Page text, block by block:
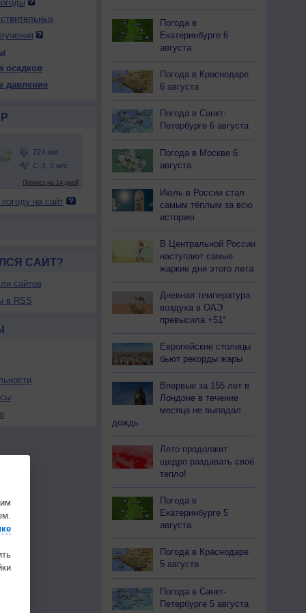
пн 10 пн
+29
78
55
+32
С-З
11 вт
720
+28
77
З
+33
11 вт
Утро
720
84
С-В
+35
11 вт
719
+36
56
+46
718
+33
67
+43
осадков
давление
на сайт
САЙТ?
сайтов
в RSS
Погода в
Екатеринбурге 6
августа
Погода в Краснодаре
6 августа
Погода в Санкт-
Петербурге 6 августа
Погода в Москве 6
августа
Июль в России стал
самым тёплым за всю
историю
В Центральной России
наступают самые
жаркие дни этого лета
Дневная температура
воздуха в ОАЭ
превысила +51°
Европейские столицы
бьют рекорды жары
Впервые за 155 лет в
Лондоне в течение
месяца не выпадал
дождь
Лето продолжит
щедро раздавать своё
тепло!
Погода в
Екатеринбурге 5
августа
Погода в Краснодаре
5 августа
Погода в Санкт-
Петербурге 5 августа